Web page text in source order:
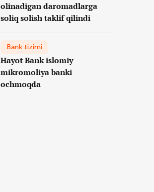
olinadigan daromadlarga
soliq solish taklif qilindi
Bank tizimi
Hayot Bank islomiy
mikromoliya banki
ochmoqda